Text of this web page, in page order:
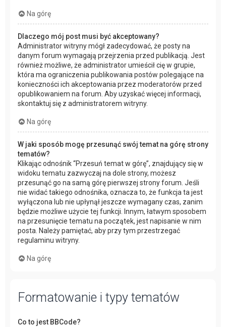
Na górę
Dlaczego mój post musi być akceptowany?
Administrator witryny mógł zadecydować, że posty na
danym forum wymagają przejrzenia przed publikacją. Jest
również możliwe, że administrator umieścił cię w grupie,
która ma ograniczenia publikowania postów polegające na
konieczności ich akceptowania przez moderatorów przed
opublikowaniem na forum. Aby uzyskać więcej informacji,
skontaktuj się z administratorem witryny.
Na górę
W jaki sposób mogę przesunąć swój temat na górę strony
tematów?
Klikając odnośnik “Przesuń temat w górę”, znajdujący się w
widoku tematu zazwyczaj na dole strony, możesz
przesunąć go na samą górę pierwszej strony forum. Jeśli
nie widać takiego odnośnika, oznacza to, że funkcja ta jest
wyłączona lub nie upłynął jeszcze wymagany czas, zanim
będzie możliwe użycie tej funkcji. Innym, łatwym sposobem
na przesunięcie tematu na początek, jest napisanie w nim
posta. Należy pamiętać, aby przy tym przestrzegać
regulaminu witryny.
Na górę
Formatowanie i typy tematów
Co to jest BBCode?